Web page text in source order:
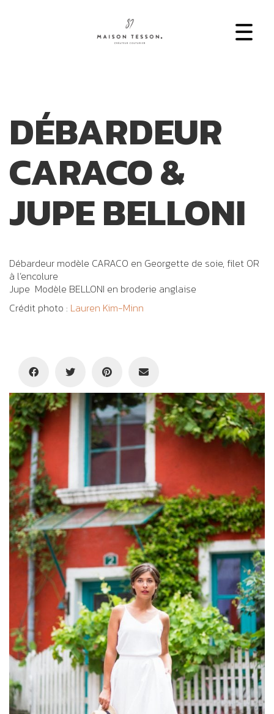
DÉBARDEUR
CARACO &
JUPE BELLONI
Débardeur modèle CARACO en Georgette de soie, filet OR
à l’encolure
Jupe Modèle BELLONI en broderie anglaise
Crédit photo : Lauren Kim-Minn